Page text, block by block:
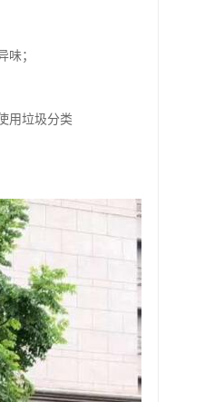
味；
用垃圾分类